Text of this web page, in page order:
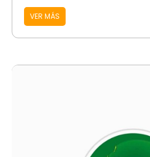
VER MÁS